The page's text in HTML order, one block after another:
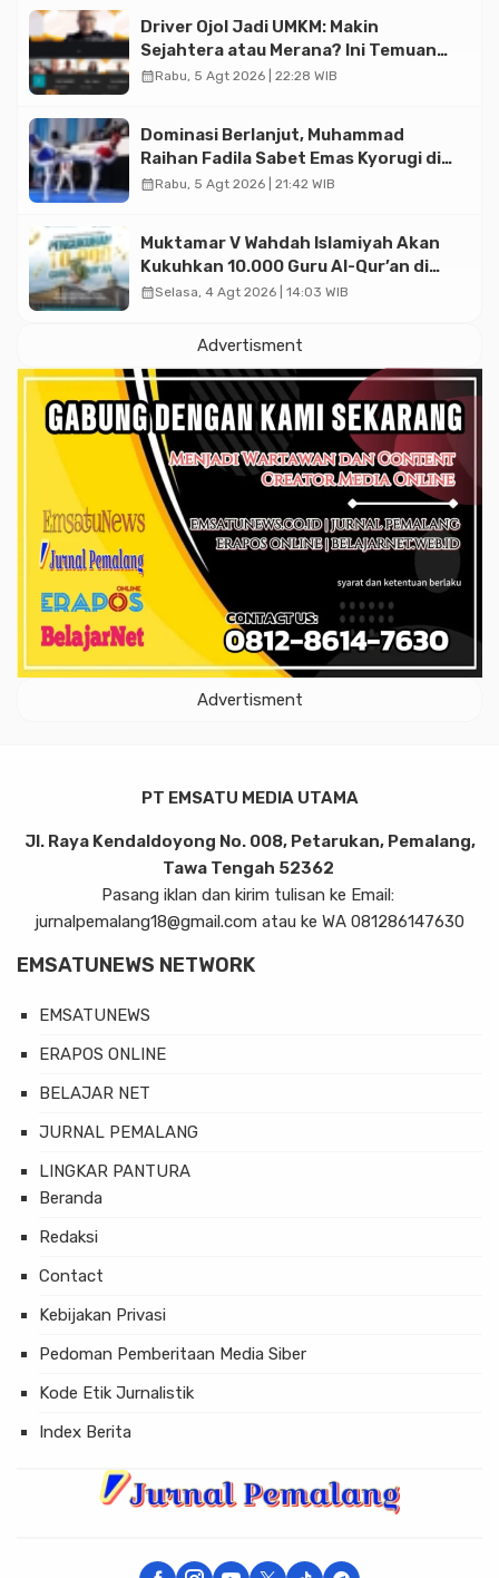
Driver Ojol Jadi UMKM: Makin
Sejahtera atau Merana? Ini Temuan
Diskusi Paramadina
calendar_monthRabu, 5 Agt 2026 | 22:28 WIB
Dominasi Berlanjut, Muhammad
Raihan Fadila Sabet Emas Kyorugi di
Asian Taekwondo Indonesia Open
calendar_monthRabu, 5 Agt 2026 | 21:42 WIB
Muktamar V Wahdah Islamiyah Akan
Kukuhkan 10.000 Guru Al-Qur’an di
Masjid Istiqlal
calendar_monthSelasa, 4 Agt 2026 | 14:03 WIB
Advertisment
Advertisment
PT EMSATU MEDIA UTAMA
Jl. Raya Kendaldoyong No. 008, Petarukan, Pemalang,
Tawa Tengah 52362
Pasang iklan dan kirim tulisan ke Email:
jurnalpemalang18@gmail.com atau ke WA 081286147630
EMSATUNEWS NETWORK
EMSATUNEWS
ERAPOS ONLINE
BELAJAR NET
JURNAL PEMALANG
LINGKAR PANTURA
Beranda
Redaksi
Contact
Kebijakan Privasi
Pedoman Pemberitaan Media Siber
Kode Etik Jurnalistik
Index Berita